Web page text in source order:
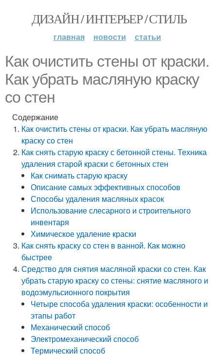
ДИЗАЙН / ИНТЕРЬЕР / СТИЛЬ
главная новости статьи
Как очистить стены от краски.
Как убрать масляную краску
со стен
Содержание
Как очистить стены от краски. Как убрать масляную
краску со стен
Как снять старую краску с бетонной стены. Техника
удаления старой краски с бетонных стен
Как снимать старую краску
Описание самых эффективных способов
Способы удаления масляных красок
Использование слесарного и строительного
инвентаря
Химическое удаление краски
Как снять краску со стен в ванной. Как можно
быстрее
Средство для снятия масляной краски со стен. Как
убрать старую краску со стены: снятие масляного и
водоэмульсионного покрытия
Четыре способа удаления краски: особенности и
этапы работ
Механический способ
Электромеханический способ
Термический способ